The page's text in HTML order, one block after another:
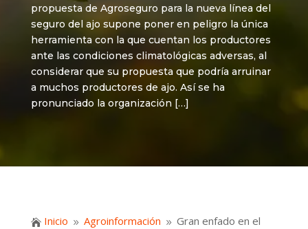
propuesta de Agroseguro para la nueva línea del
seguro del ajo supone poner en peligro la única
herramienta con la que cuentan los productores
ante las condiciones climatológicas adversas, al
considerar que su propuesta que podría arruinar
a muchos productores de ajo. Así se ha
pronunciado la organización […]
 Inicio 9 Agroinformación 9 Gran enfado en el